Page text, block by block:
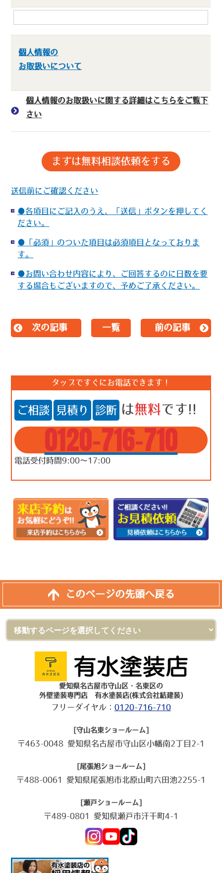
個人情報の
お取扱いについて
個人情報のお取扱いに関する詳細はこちらをご覧下
さい
送信前にご確認ください
●各項目にご記入のうえ、「送信」ボタンを押してく
ださい。
●「必須」のついた項目は必須項目となっておりま
す。
●お問い合わせ内容により、ご回答するのに日数を要
する場合もございますので、予めご了承ください。
次の記事 一覧 前の記事
タップですぐにお電話できます！
ご相談 見積り 診断 は無料です!!
0120-716-710
電話受付時間9:00～17:00
このページの先頭へ戻る
愛知県名古屋市守山区・名東区の
外壁塗装専門店 有水塗装店(株式会社結建装)
フリーダイヤル： 0120-716-710
[守山名東ショールーム]
〒463-0048 愛知県名古屋市守山区小幡南2丁目2-1
[尾張旭ショールーム]
〒488-0061 愛知県尾張旭市北原山町六田池2255-1
[瀬戸ショールーム]
〒489-0801 愛知県瀬戸市汗干町4-1